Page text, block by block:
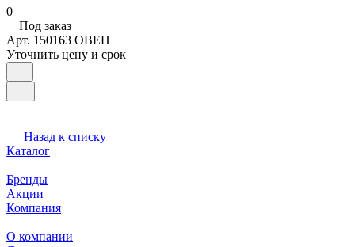
0
Под заказ
Арт. 150163 ОВЕН
Уточнить цену и срок
Назад к списку
Каталог
Бренды
Акции
Компания
О компании